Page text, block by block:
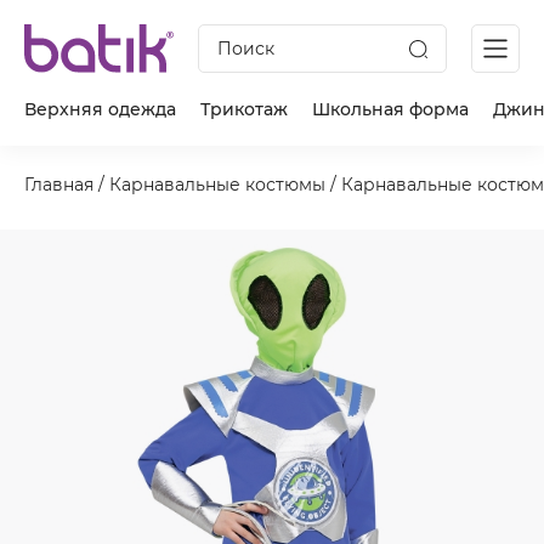
Поиск
Верхняя одежда Трикотаж Школьная форма
Главная / Карнавальные костюмы / Карнавальные